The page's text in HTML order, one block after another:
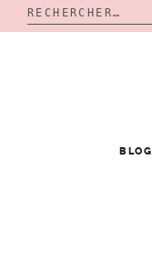
Rechercher :
BLOG